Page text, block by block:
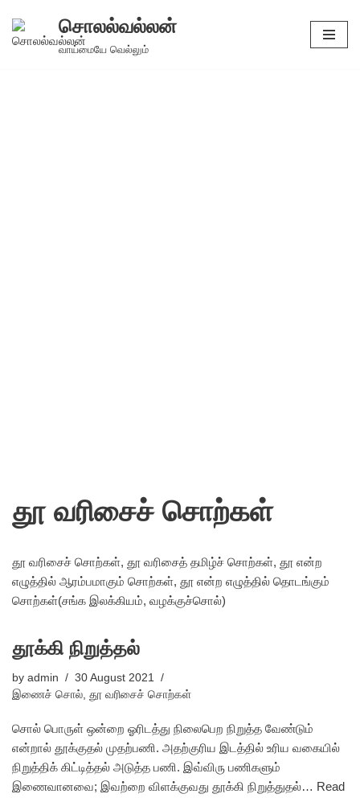
Skip
சொலல்வல்லன்
வாய்மையே வெல்லும்
தூ வரிசைச் சொற்கள்
தூ வரிசைச் சொற்கள், தூ வரிசைத் தமிழ்ச் சொற்கள், தூ என்ற
எழுத்தில் ஆரம்பமாகும் சொற்கள், தூ என்ற எழுத்தில் தொடங்கும்
சொற்கள்(சங்க இலக்கியம், வழக்குச்சொல்)
தூக்கி நிறுத்தல்
by admin
30 August 2021
இணைச் சொல், தூ வரிசைச் சொற்கள்
சொல் பொருள் ஒன்றை ஓரிடத்து நிலைபெற நிறுத்த வேண்டும்
என்றால் தூக்குதல் முதற்பணி. அதற்குரிய இடத்தில் உரிய வகையில்
நிறுத்திக் கிட்டித்தல் அடுத்த பணி. இவ்விரு பணிகளும்
இணைவானவை; இவற்றை விளக்குவது தூக்கி நிறுத்துதல்… Read